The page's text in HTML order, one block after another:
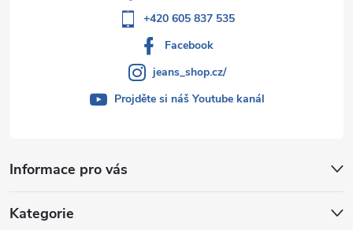
Informace pro vás
Kategorie
+420 605 837 535
Facebook
jeans_shop.cz/
Projděte si náš Youtube kanál